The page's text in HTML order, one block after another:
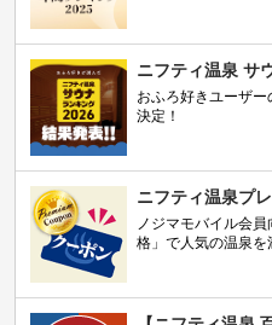
ニフティ温泉 サ
おふろ好きユーザ
決定！
ニフティ温泉プ
ノジマモバイル会
格」で人気の温泉を